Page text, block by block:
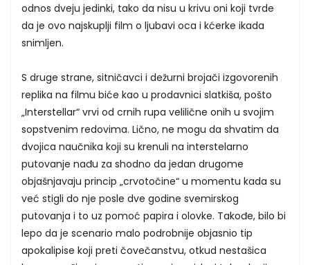
odnos dveju jedinki, tako da nisu u krivu oni koji tvrde
da je ovo najskuplji film o ljubavi oca i kćerke ikada
snimljen.
S druge strane, sitničavci i dežurni brojači izgovorenih
replika na filmu biće kao u prodavnici slatkiša, pošto
„Interstellar“ vrvi od crnih rupa velilične onih u svojim
sopstvenim redovima. Lično, ne mogu da shvatim da
dvojica naučnika koji su krenuli na interstelarno
putovanje nađu za shodno da jedan drugome
objašnjavaju princip „crvotočine“ u momentu kada su
već stigli do nje posle dve godine svemirskog
putovanja i to uz pomoć papira i olovke. Takođe, bilo bi
lepo da je scenario malo podrobnije objasnio tip
apokalipise koji preti čovečanstvu, otkud nestašica